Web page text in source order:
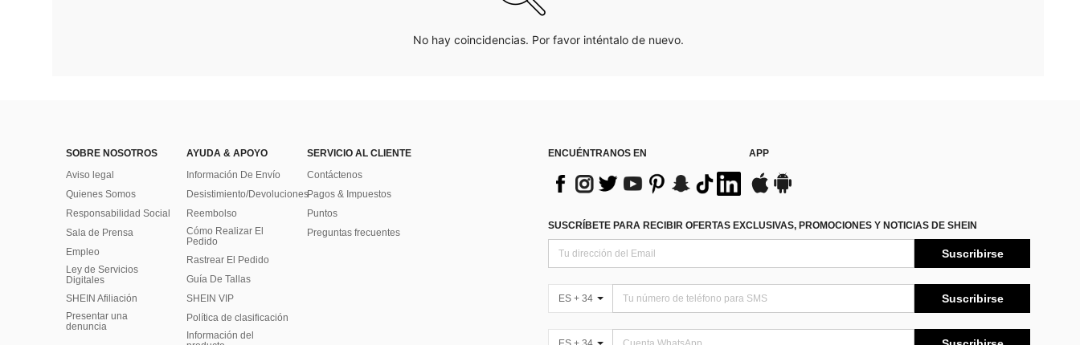
No hay coincidencias. Por favor inténtalo de nuevo.
SOBRE NOSOTROS
Aviso legal
Quienes Somos
Responsabilidad Social
Sala de Prensa
Empleo
Ley de Servicios
Digitales
SHEIN Afiliación
Presentar una
denuncia
AYUDA & APOYO
Información De Envío
Desistimiento/Devoluciones
Reembolso
Cómo Realizar El
Pedido
Rastrear El Pedido
Guía De Tallas
SHEIN VIP
Política de clasificación
​Información del
SERVICIO AL CLIENTE
Contáctenos
Pagos & Impuestos
Puntos
Preguntas frecuentes
ENCUÉNTRANOS EN APP
SUSCRÍBETE PARA RECIBIR OFERTAS EXCLUSIVAS, PROMOCIONES Y NOTICIAS DE SHEIN
Suscribirse
ES + 34 Suscribirse